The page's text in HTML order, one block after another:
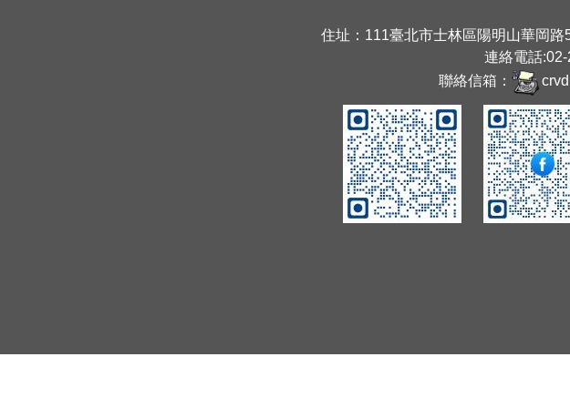
住址：111臺北市士林區陽明山華岡
連絡電話
聯絡信箱：